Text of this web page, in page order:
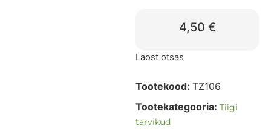
4,50 €
Laost otsas
Tootekood: TZ106
Tootekategooria: Tiigi
tarvikud